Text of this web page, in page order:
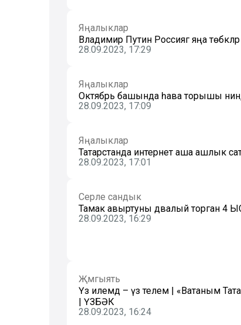
Яңалыклар
Владимир Путин Россиягә яңа
28.09.2023, 17:29
Яңалыклар
Октябрь башында һава торышы нинди
28.09.2023, 17:09
Яңалыклар
Татарстанда интернет аша ашлык
28.09.2023, 17:01
Серле сандык
Тамак авыртуны дәвалый торган 4
28.09.2023, 16:29
Җәмгыять
Үз илемдә – үз телем | «Ватаным
| ҮЗБӘК
28.09.2023, 16:24